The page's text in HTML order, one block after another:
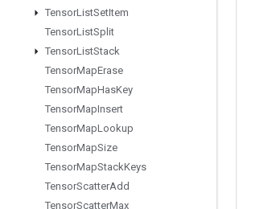
TensorListSetItem
TensorListSplit
TensorListStack
TensorMapErase
TensorMapHasKey
TensorMapInsert
TensorMapLookup
TensorMapSize
TensorMapStackKeys
TensorScatterAdd
TensorScatterMax